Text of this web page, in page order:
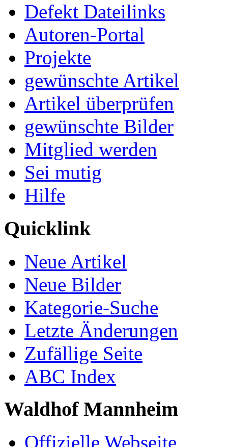
Defekt Dateilinks
Autoren-Portal
Projekte
gewünschte Artikel
Artikel überprüfen
gewünschte Bilder
Mitglied werden
Sei mutig
Hilfe
Quicklink
Neue Artikel
Neue Bilder
Kategorie-Suche
Letzte Änderungen
Zufällige Seite
ABC Index
Waldhof Mannheim
Offizielle Webseite